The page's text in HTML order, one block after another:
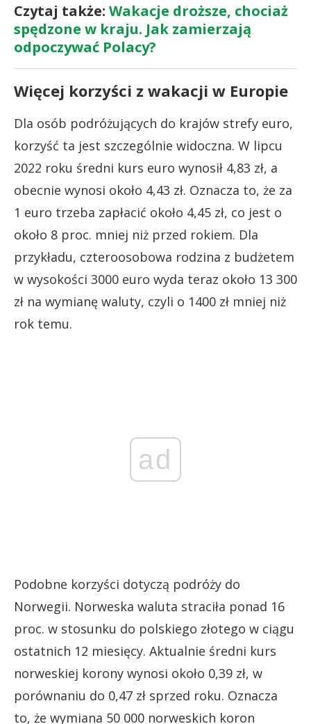
Czytaj także: Wakacje droższe, chociaż
spędzone w kraju. Jak zamierzają
odpoczywać Polacy?
Więcej korzyści z wakacji w Europie
Dla osób podróżujących do krajów strefy euro,
korzyść ta jest szczególnie widoczna. W lipcu
2022 roku średni kurs euro wynosił 4,83 zł, a
obecnie wynosi około 4,43 zł. Oznacza to, że za
1 euro trzeba zapłacić około 4,45 zł, co jest o
około 8 proc. mniej niż przed rokiem. Dla
przykładu, czteroosobowa rodzina z budżetem
w wysokości 3000 euro wyda teraz około 13 300
zł na wymianę waluty, czyli o 1400 zł mniej niż
rok temu.
ad
Podobne korzyści dotyczą podróży do
Norwegii. Norweska waluta straciła ponad 16
proc. w stosunku do polskiego złotego w ciągu
ostatnich 12 miesięcy. Aktualnie średni kurs
norweskiej korony wynosi około 0,39 zł, w
porównaniu do 0,47 zł sprzed roku. Oznacza
to, że wymiana 50 000 norweskich koron